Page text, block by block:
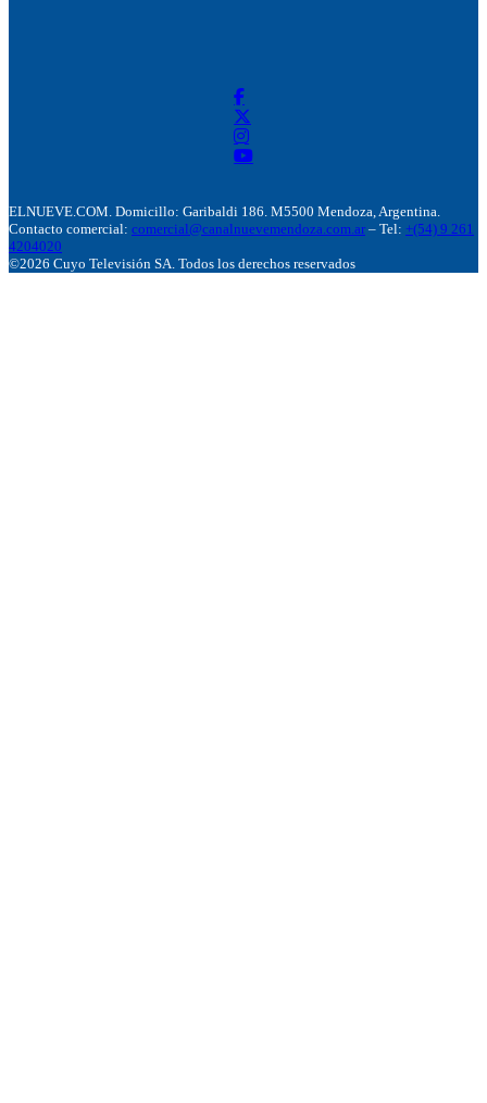
ELNUEVE.COM. Domicillo: Garibaldi 186. M5500 Mendoza, Argentina.
Contacto comercial: comercial@canalnuevemendoza.com.ar – Tel: +(54) 9 261
4204020
©2026 Cuyo Televisión SA. Todos los derechos reservados